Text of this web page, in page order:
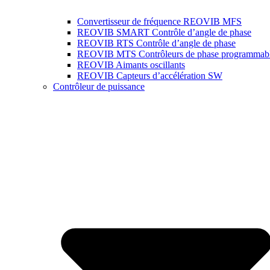
Convertisseur de fréquence REOVIB MFS
REOVIB SMART Contrôle d’angle de phase
REOVIB RTS Contrôle d’angle de phase
REOVIB MTS Contrôleurs de phase
REOVIB Aimants oscillants
REOVIB Capteurs d’accélération SW
Contrôleur de puissance